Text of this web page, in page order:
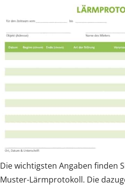
Die wichtigsten Angaben finden
Muster-Lärmprotokoll. Die